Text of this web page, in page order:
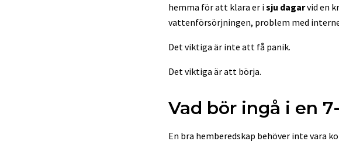
hemma för att klara er isju dagarvid en
vattenförsörjningen, problem med
Det viktiga är inte att få panik.
Det viktiga är att börja.
Vad bör ingå i en
En bra hemberedskap behöver inte vara